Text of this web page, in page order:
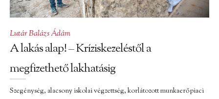
Lutár Balázs Ádám
A lakás alap! – Kríziskezeléstől a
megfizethető lakhatásig
Szegénység, alacsony iskolai végzettség, korlátozott munkaerőpiaci